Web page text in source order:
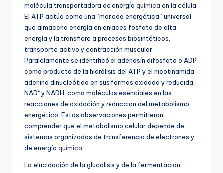
molécula transportadora de energía química en la célula.
El ATP actúa como una “moneda energética” universal
que almacena energía en enlaces fosfato de alta
energía y la transfiere a procesos biosintéticos,
transporte activo y contracción muscular.
Paralelamente se identificó el adenosín difosfato o ADP
como producto de la hidrólisis del ATP y el nicotinamida
adenina dinucleótido en sus formas oxidada y reducida,
NAD⁺ y NADH, como moléculas esenciales en las
reacciones de oxidación y reducción del metabolismo
energético. Estas observaciones permitieron
comprender que el metabolismo celular depende de
sistemas organizados de transferencia de electrones y
de energía química
La elucidación de la glucólisis y de la fermentación